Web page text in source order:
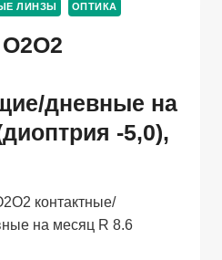
ЛИНЗЫ ОПТИКА
дневные на
-5,0),
контактные/
на месяц R 8.6